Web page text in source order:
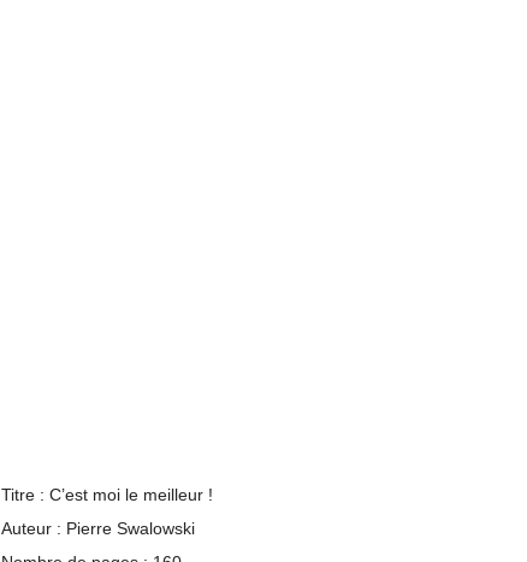
Titre : C’est moi le meilleur !
Auteur : Pierre Swalowski